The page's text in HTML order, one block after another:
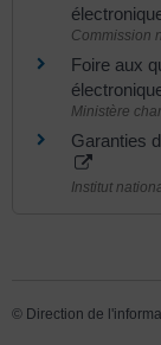
Commission
Foire aux
Ministère
Garanties
Institut
© Direction de